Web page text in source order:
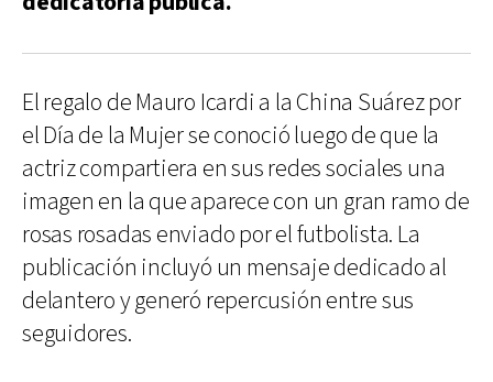
El regalo de Mauro Icardi a la China Suárez por
el Día de la Mujer se conoció luego de que la
actriz compartiera en sus redes sociales una
imagen en la que aparece con un gran ramo de
rosas rosadas enviado por el futbolista. La
publicación incluyó un mensaje dedicado al
delantero y generó repercusión entre sus
seguidores.